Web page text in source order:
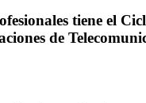
tiene el
de